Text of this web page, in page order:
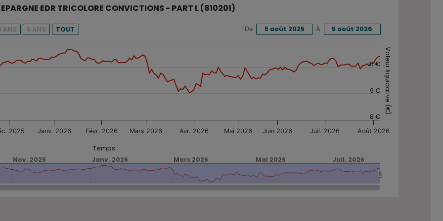
- PART L (810201)
avec un temps donné.
du fonds MH EPARGNE EDR TRICOLORE CONVICTIONS - PART L (810201) sur une période donnée.
CONVICTIONS - PART L (810201)
et navigator-x-axis.
liquidative (€), and navigator-y-axis.
Temps
Valeur liquidative (€)
EDR TRICOLORE CONVICTIONS - PART L (810201)
ANS 5 ANS TOUT De 5 août 2025 À 5 août 2026
2025 Janv. 2026 Févr. 2026 Mars 2026 Avr. 2026 Mai 2026 Juin 2026 Juil. 2026 Août 2026
Nov. 2025
Nov. 2025 Janv. 2026
Janv. 2026 Mars 2026
Mars 2026 Mai 2026
Mai 2026 Juil. 2026
Juil. 2026
8 €
9 €
10 €